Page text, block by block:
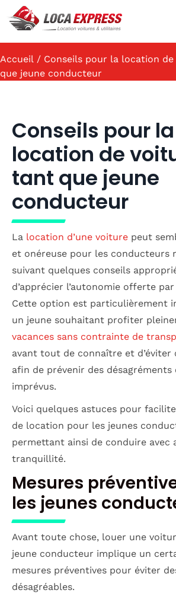
Accueil / Conseils pour la location
que jeune conducteur
Conseils pour la
location de
tant que jeune
conducteur
La location d’une voiture peut
et onéreuse pour les conducteurs
suivant quelques conseils
d’apprécier l’autonomie offerte
Cette option est particulièrement
un jeune souhaitant profiter
vacances sans contrainte de
avant tout de connaître et d’éviter
afin de prévenir des désagréments
imprévus.
Voici quelques astuces pour
de location pour les jeunes
permettant ainsi de conduire avec
tranquillité.
Mesures
les jeunes
Avant toute chose, louer une
jeune conducteur implique un
mesures préventives pour éviter
désagréables.